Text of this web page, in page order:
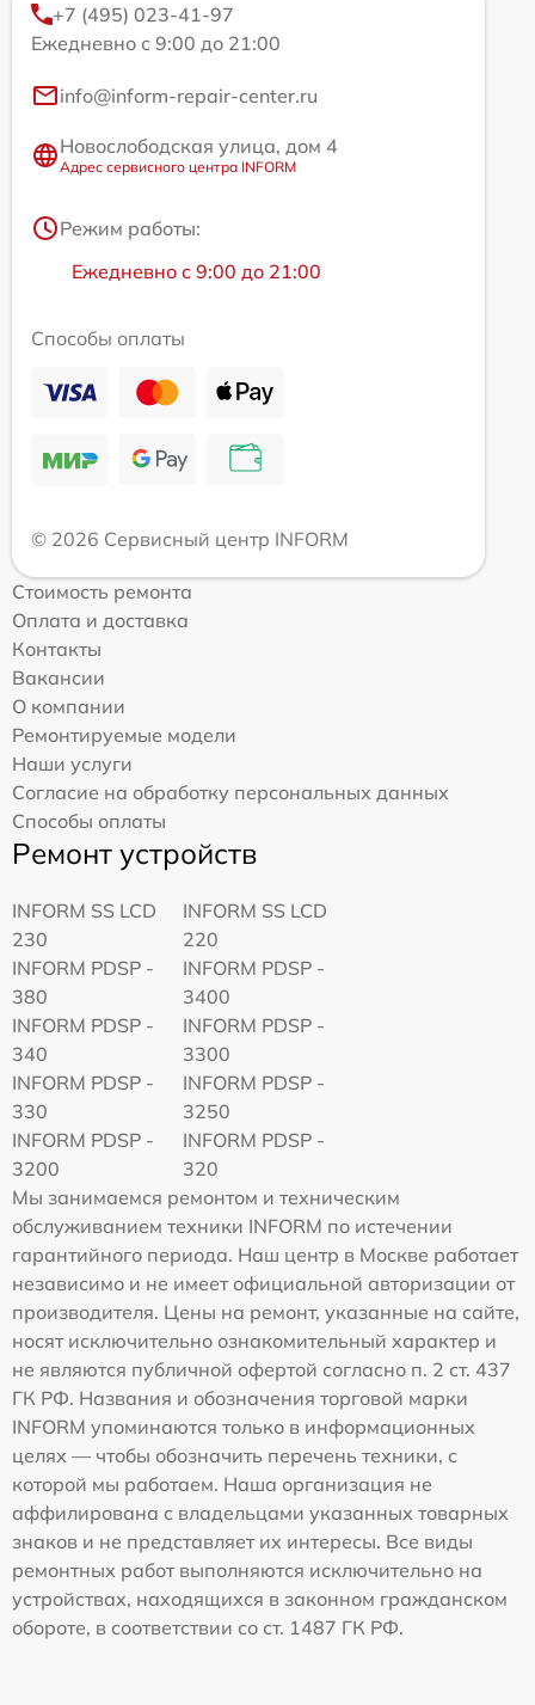
+7 (495) 023-41-97
Ежедневно с 9:00 до 21:00
info@inform-repair-center.ru
Новослободская улица, дом 4
Адрес сервисного центра INFORM
Режим работы:
Ежедневно с 9:00 до 21:00
Способы оплаты
© 2026 Сервисный центр INFORM
Стоимость ремонта
Оплата и доставка
Контакты
Вакансии
О компании
Ремонтируемые модели
Наши услуги
Согласие на обработку персональных данных
Способы оплаты
Ремонт устройств
INFORM SS LCD
230
INFORM SS LCD
220
INFORM PDSP -
380
INFORM PDSP -
3400
INFORM PDSP -
340
INFORM PDSP -
3300
INFORM PDSP -
330
INFORM PDSP -
3250
INFORM PDSP -
3200
INFORM PDSP -
320
Мы занимаемся ремонтом и техническим
обслуживанием техники INFORM по истечении
гарантийного периода. Наш центр в Москве работает
независимо и не имеет официальной авторизации от
производителя. Цены на ремонт, указанные на сайте,
носят исключительно ознакомительный характер и
не являются публичной офертой согласно п. 2 ст. 437
ГК РФ. Названия и обозначения торговой марки
INFORM упоминаются только в информационных
целях — чтобы обозначить перечень техники, с
которой мы работаем. Наша организация не
аффилирована с владельцами указанных товарных
знаков и не представляет их интересы. Все виды
ремонтных работ выполняются исключительно на
устройствах, находящихся в законном гражданском
обороте, в соответствии со ст. 1487 ГК РФ.